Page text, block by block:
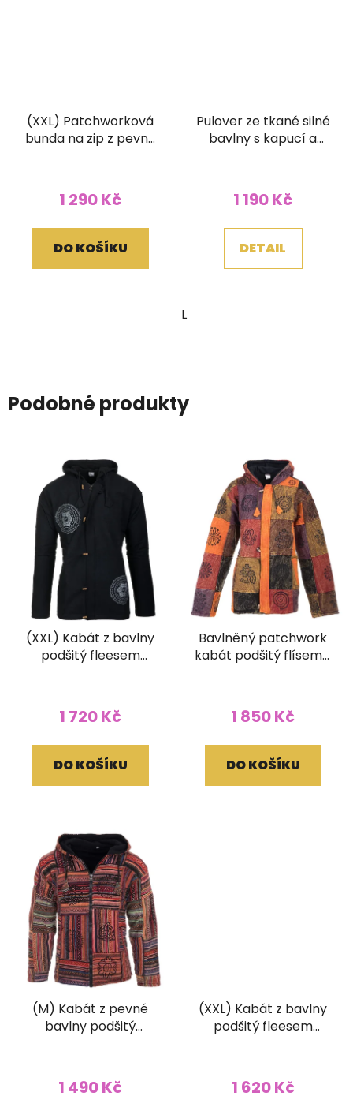
(XXL) Patchworková
bunda na zip z pevné
1 290 Kč
DO KOŠÍKU
Pulover ze tkané silné
bavlny s kapucí a
1 190 Kč
DETAIL
L
Podobné produkty
(XXL) Kabát z bavlny
podšitý fleesem
1 720 Kč
DO KOŠÍKU
Bavlněný patchwork
kabát podšitý flísem s
1 850 Kč
DO KOŠÍKU
(M) Kabát z pevné
bavlny podšitý
1 490 Kč
(XXL) Kabát z bavlny
podšitý fleesem
1 620 Kč